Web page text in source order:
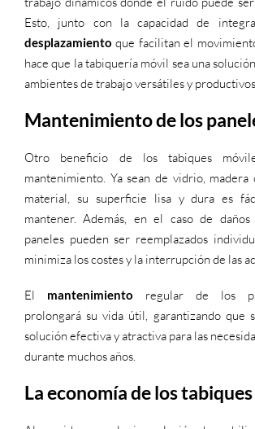
Esto, junto con la capacidad de
desplazamiento que facilitan el
hace que la tabiquería móvil sea una
ambientes de trabajo versátiles y
Mantenimiento de los
Otro beneficio de los tabiques
mantenimiento. Ya sean de vidrio,
material, su superficie lisa y dura es
mantener. Además, en el caso de
paneles pueden ser reemplazados
minimiza los costes y la interrupción de las
El mantenimiento regular de los
prolongará su vida útil, garantizando que
solución efectiva y atractiva para las
durante muchos años.
La economía de los